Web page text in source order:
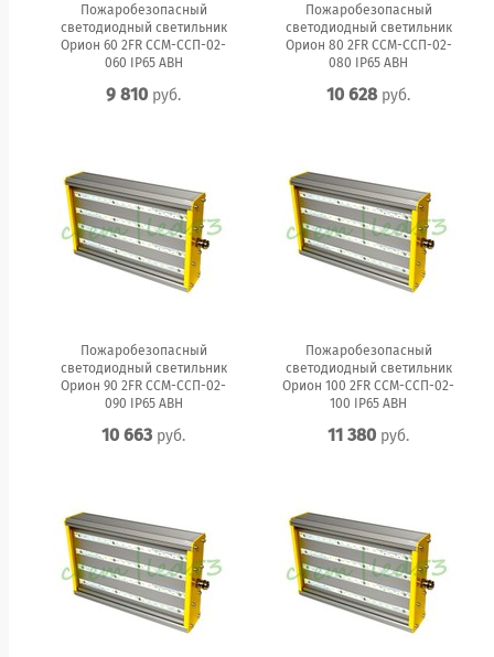
Пожаробезопасный
светодиодный светильник
Орион 60 2FR ССМ-ССП-02-
060 IP65 АВН
9 810 руб.
Пожаробезопасный
светодиодный светильник
Орион 80 2FR ССМ-ССП-02-
080 IP65 АВН
10 628 руб.
Пожаробезопасный
светодиодный светильник
Орион 90 2FR ССМ-ССП-02-
090 IP65 АВН
10 663 руб.
Пожаробезопасный
светодиодный светильник
Орион 100 2FR ССМ-ССП-02-
100 IP65 АВН
11 380 руб.